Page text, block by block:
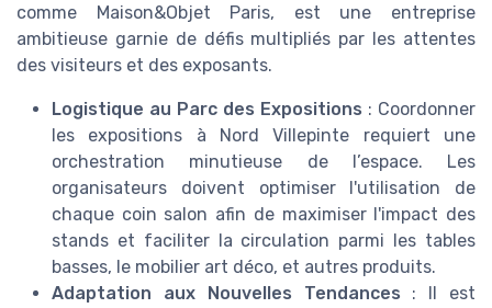
comme Maison&Objet Paris, est une entreprise
ambitieuse garnie de défis multipliés par les attentes
des visiteurs et des exposants.
Logistique au Parc des Expositions : Coordonner
les expositions à Nord Villepinte requiert une
orchestration minutieuse de l’espace. Les
organisateurs doivent optimiser l'utilisation de
chaque coin salon afin de maximiser l'impact des
stands et faciliter la circulation parmi les tables
basses, le mobilier art déco, et autres produits.
Adaptation aux Nouvelles Tendances : Il est